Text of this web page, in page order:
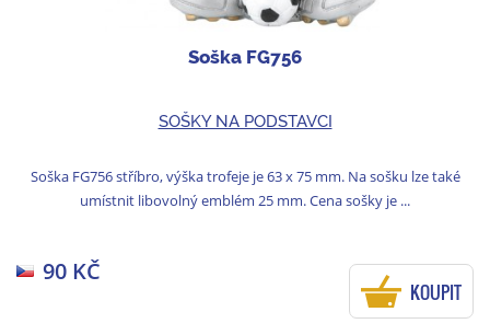
Soška FG756
SOŠKY NA PODSTAVCI
Soška FG756 stříbro, výška trofeje je 63 x 75 mm. Na sošku lze také
umístnit libovolný emblém 25 mm. Cena sošky je ...
90 KČ
KOUPIT